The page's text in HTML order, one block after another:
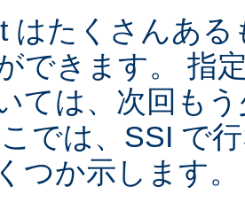
はたくさんあ
できます。 指
ては、次回も
では、SSI で
つか示します。